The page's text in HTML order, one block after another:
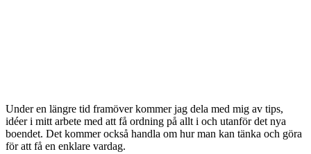
Under en längre tid framöver kommer jag dela med mig av tips,
idéer i mitt arbete med att få ordning på allt i och utanför det nya
boendet. Det kommer också handla om hur man kan tänka och göra
för att få en enklare vardag.